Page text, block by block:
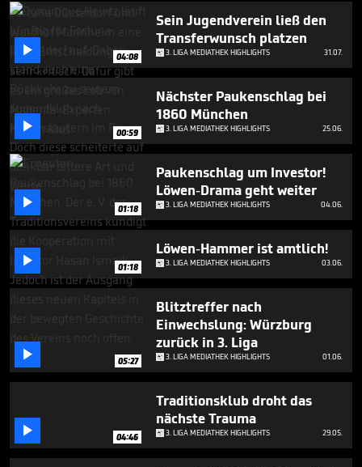
minutes,
26
 04:08
Sein Jugendverein ließ den
Transferwunsch platzen
3. LIGA MEDIATHEK HIGHLIGHTS 31.07.
 00:59
Nächster Paukenschlag bei
1860 München
3. LIGA MEDIATHEK HIGHLIGHTS 25.06.
 01:18
Paukenschlag um Investor!
Löwen-Drama geht weiter
3. LIGA MEDIATHEK HIGHLIGHTS 04.06.
 01:18
Löwen-Hammer ist amtlich!
3. LIGA MEDIATHEK HIGHLIGHTS 03.06.
 05:27
Blitztreffer nach
Einwechslung: Würzburg
zurück in 3. Liga
3. LIGA MEDIATHEK HIGHLIGHTS 01.06.
 04:46
Traditionsklub droht das
nächste Trauma
3. LIGA MEDIATHEK HIGHLIGHTS 29.05.